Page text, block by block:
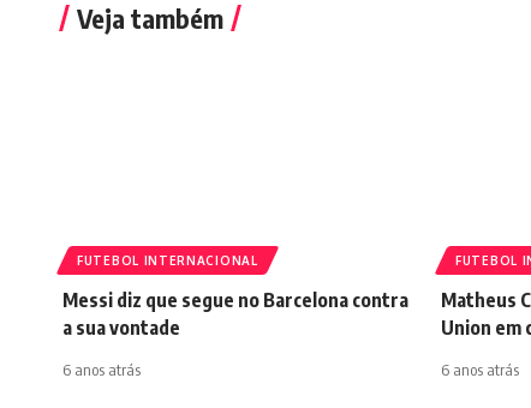
Veja também
FUTEBOL INTERNACIONAL
Messi diz que segue no Barcelona contra
a sua vontade
6 anos atrás
FUTEBOL
Matheus
Union em
6 anos atrás